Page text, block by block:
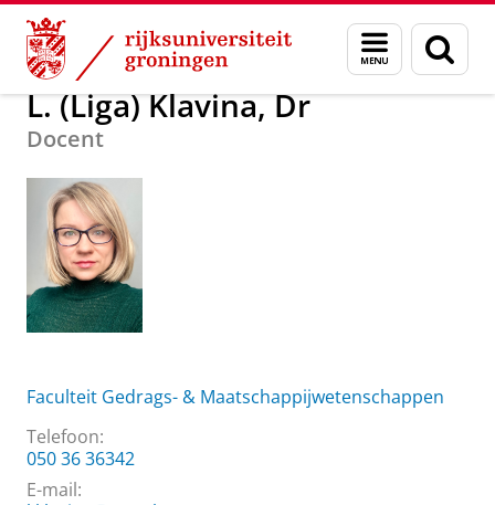
Skip
Content
Skip
Navigation
Menu
en
zoeken
Over ons L. (Liga) Klavina, Dr
L. (Liga) Klavina, Dr
Docent
Faculteit Gedrags- & Maatschappijwetenschappen
Telefoon:
050 36 36342
E-mail: